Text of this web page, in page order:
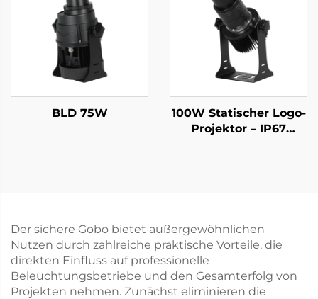
Werbung und
Branding
Gehweg-Warnung
BLD 75W
100W Statischer Logo-
Projektor – IP67
Der sichere Gobo bietet außergewöhnlichen
Nutzen durch zahlreiche praktische Vorteile, die
direkten Einfluss auf professionelle
Beleuchtungsbetriebe und den Gesamterfolg von
Projekten nehmen. Zunächst eliminieren die